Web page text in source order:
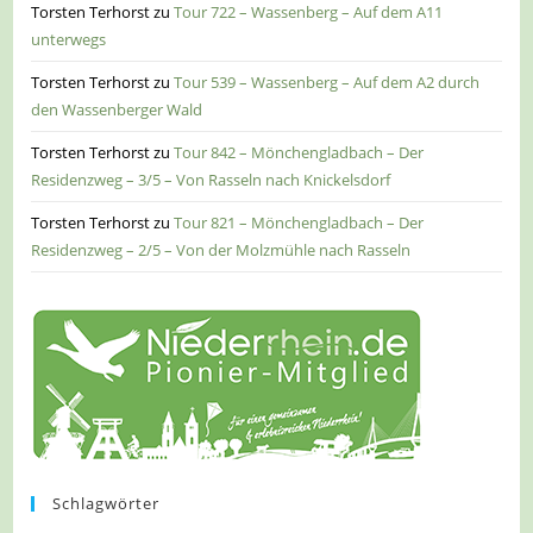
Torsten TerhorstzuTour 722 – Wassenberg – Auf dem A11
unterwegs
Torsten TerhorstzuTour 539 – Wassenberg – Auf dem A2 durch
den Wassenberger Wald
Torsten TerhorstzuTour 842 – Mönchengladbach – Der
Residenzweg – 3/5 – Von Rasseln nach Knickelsdorf
Torsten TerhorstzuTour 821 – Mönchengladbach – Der
Residenzweg – 2/5 – Von der Molzmühle nach Rasseln
Schlagwörter